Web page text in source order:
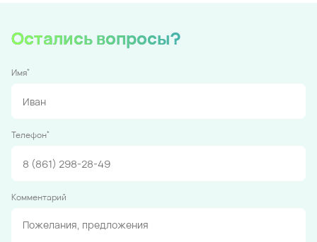
Остались вопросы?
Имя*
Телефон*
Комментарий